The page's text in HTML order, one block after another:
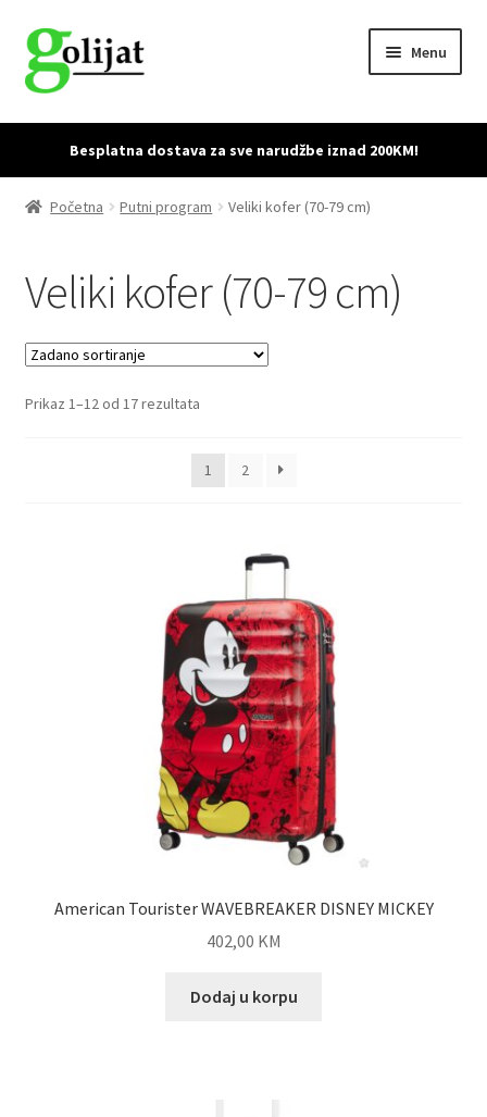
Skip
to
navigation
Skip
to
content
Menu
Početna
Accessories
Checkout
Dostava i povrat proizvoda
My account
Besplatna dostava za sve narudžbe iznad 200KM!
Početna Putni program Veliki kofer (70-79 cm)
Veliki kofer (70-79 cm)
Prikaz 1–12 od 17 rezultata
1 2
American Tourister WAVEBREAKER DISNEY MICKEY
402,00 KM
Dodaj u korpu